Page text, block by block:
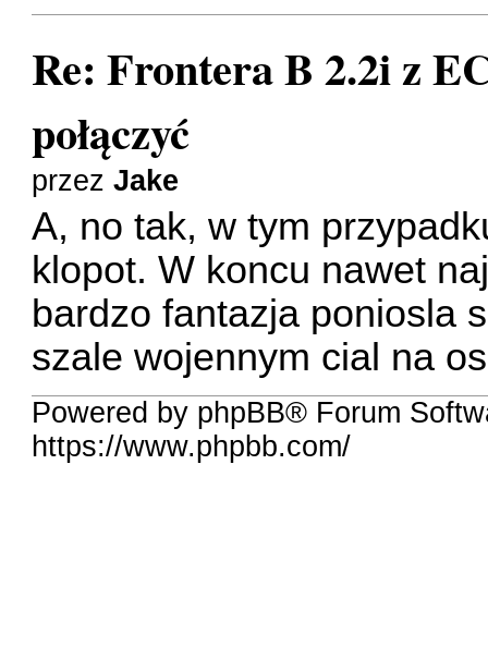
Re: Frontera B 2.2i z
połączyć
przezJake
A, no tak, w tym
klopot. W koncu nawet
bardzo fantazja poniosla
szale wojennym cial na
Powered by phpBB® Forum
https://www.phpbb.com/